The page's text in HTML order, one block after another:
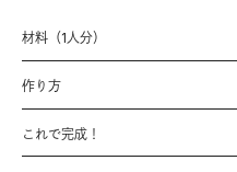
材料（1人分）
作り方
これで完成！